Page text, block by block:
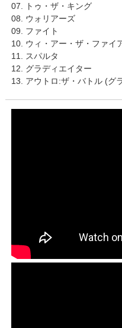
07. トゥ・ザ・キング
08. ウォリアーズ
09. ファイト
10. ウィ・アー・ザ・ファイ
11. スパルタ
12. グラディエイター
13. アウトロ:ザ・バトル (グ